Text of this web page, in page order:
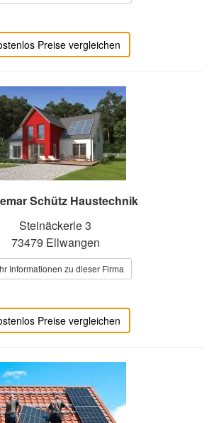
Preise vergleichen
Schütz Haustechnik
Steinäckerle 3
73479 Ellwangen
Informationen zu dieser Firma
Preise vergleichen